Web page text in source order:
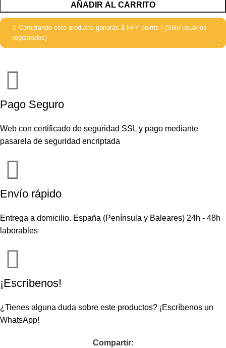
AÑADIR AL CARRITO
Comprando este producto ganarás 2 FFY points ! (Solo usuarios
registrados)
Pago Seguro
Web con certificado de seguridad SSL y pago mediante
pasarela de seguridad encriptada
Envío rápido
Entrega a domicilio. España (Península y Baleares) 24h - 48h
laborables
¡Escríbenos!
¿Tienes alguna duda sobre este productos? ¡Escríbenos un
WhatsApp!
Compartir: